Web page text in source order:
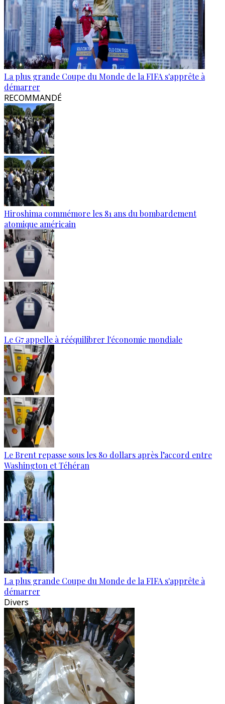
La plus grande Coupe du Monde de la FIFA s'apprête à
démarrer
RECOMMANDÉ
Hiroshima commémore les 81 ans du bombardement
atomique américain
Le G7 appelle à rééquilibrer l'économie mondiale
Le Brent repasse sous les 80 dollars après l’accord entre
Washington et Téhéran
La plus grande Coupe du Monde de la FIFA s'apprête à
démarrer
Divers